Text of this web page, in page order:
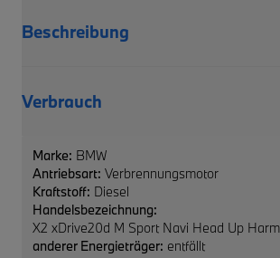
Beschreibung
Verbrauch
Marke: BMW
Antriebsart: Verbrennungsmotor
Kraftstoff: Diesel
Handelsbezeichnung:
X2 xDrive20d M Sport Navi Head Up
anderer Energieträger: entfällt